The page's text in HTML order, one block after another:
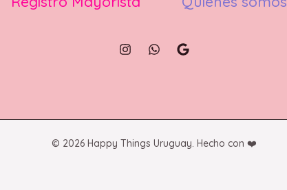
© 2026 Happy Things Uruguay. Hecho con ❤️